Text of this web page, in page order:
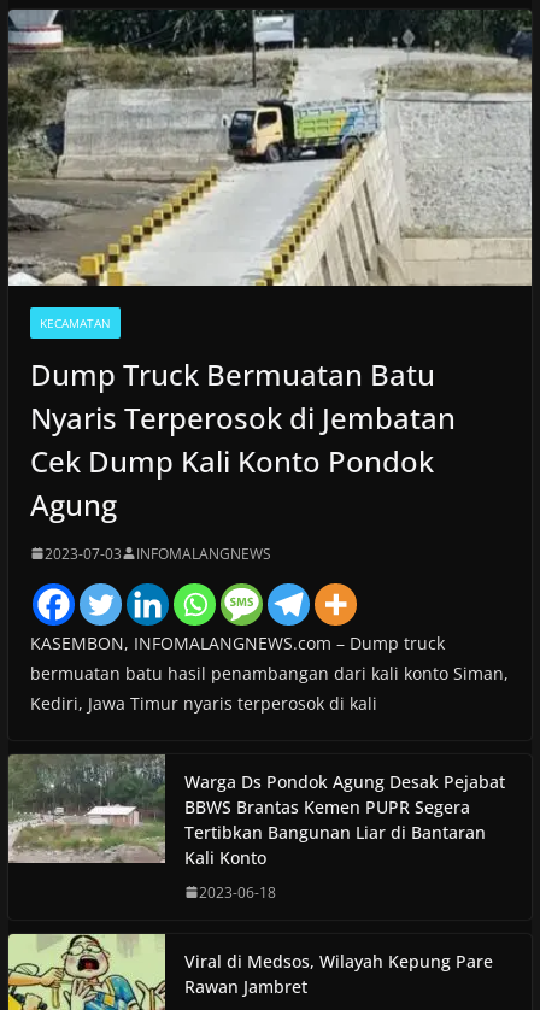
KECAMATAN
Dump Truck Bermuatan Batu
Nyaris Terperosok di Jembatan
Cek Dump Kali Konto Pondok
Agung
2023-07-03 INFOMALANGNEWS
KASEMBON, INFOMALANGNEWS.com – Dump truck
bermuatan batu hasil penambangan dari kali konto Siman,
Kediri, Jawa Timur nyaris terperosok di kali
Warga Ds Pondok Agung Desak Pejabat
BBWS Brantas Kemen PUPR Segera
Tertibkan Bangunan Liar di Bantaran
Kali Konto
2023-06-18
Viral di Medsos, Wilayah Kepung Pare
Rawan Jambret